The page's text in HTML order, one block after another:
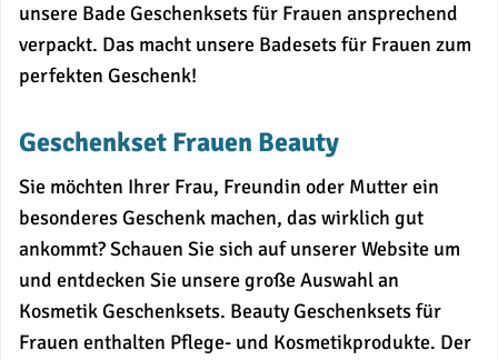
unsere Bade Geschenksets für Frauen ansprechend
verpackt. Das macht unsere Badesets für Frauen zum
perfekten Geschenk!
Geschenkset Frauen Beauty
Sie möchten Ihrer Frau, Freundin oder Mutter ein
besonderes Geschenk machen, das wirklich gut
ankommt? Schauen Sie sich auf unserer Website um
und entdecken Sie unsere große Auswahl an
Kosmetik Geschenksets. Beauty Geschenksets für
Frauen enthalten Pflege- und Kosmetikprodukte. Der